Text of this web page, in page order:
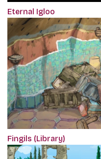
Eternal Igloo
Fingils (Library)